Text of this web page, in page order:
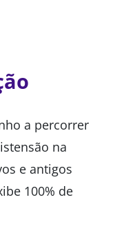
a percorrer
na
e antigos
100% de